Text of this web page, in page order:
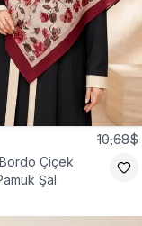
10,68$
Bordo Çiçek
Şal